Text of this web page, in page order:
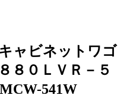
ャビネットワゴ
８０ＬＶＲ－５
541W